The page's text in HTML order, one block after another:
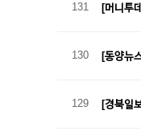
131 [머니투
130 [동양뉴
129 [경북일